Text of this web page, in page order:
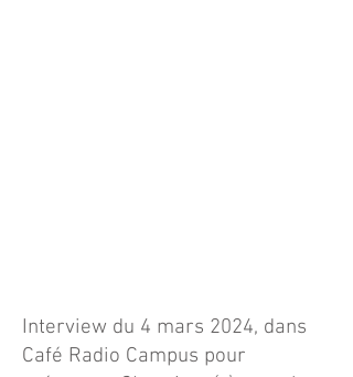
Interview du 4 mars 2024, dans
Café Radio Campus pour